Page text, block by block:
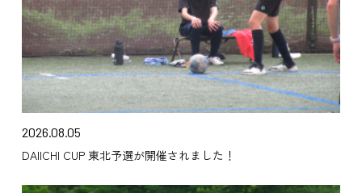
2026.08.05
DAIICHI CUP 東北予選が開催されました！